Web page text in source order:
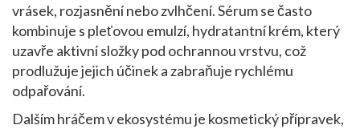
vrásek, rozjasnění nebo zvlhčení. Sérum se často
kombinuje s pleťovou emulzí, hydratantní krém, který
uzavře aktivní složky pod ochrannou vrstvu, což
prodlužuje jejich účinek a zabraňuje rychlému
odpařování.
Dalším hráčem v ekosystému je kosmetický přípravek,